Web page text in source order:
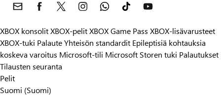
XBOX konsolitXBOX-pelitXBOX Game Pass XBOX-lisävarusteet
XBOX-tuki PalauteYhteisön standardit Epileptisiä kohtauksia
koskeva varoitus Microsoft-tili Microsoft Storen tuki Palautukset
Tilausten seuranta
Pelit
Suomi (Suomi)